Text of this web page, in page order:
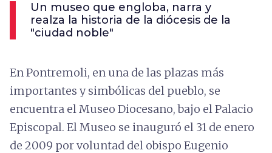
Un museo que engloba, narra y
realza la historia de la diócesis de la
"ciudad noble"
En Pontremoli, en una de las plazas más
importantes y simbólicas del pueblo, se
encuentra el Museo Diocesano, bajo el Palacio
Episcopal. El Museo se inauguró el 31 de enero
de 2009 por voluntad del obispo Eugenio